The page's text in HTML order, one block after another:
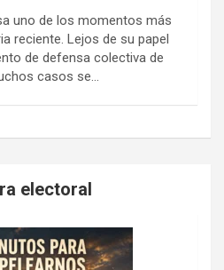
uno de los momentos más
reciente. Lejos de su papel
de defensa colectiva de
casos se...
electoral